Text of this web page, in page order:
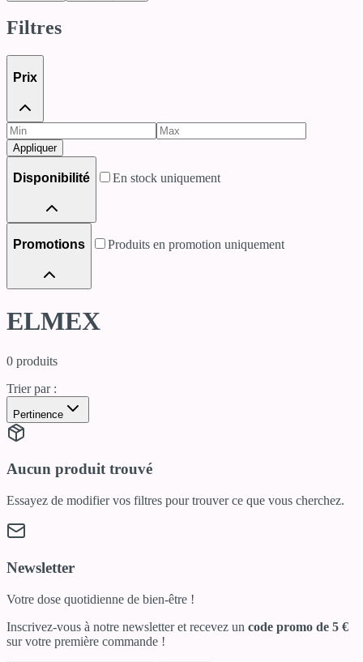
Filtres
Prix
Appliquer
Disponibilité En stock uniquement
Promotions Produits en promotion uniquement
ELMEX
0 produits
Trier par :
Pertinence
Aucun produit trouvé
Essayez de modifier vos filtres pour trouver ce que vous cherchez.
Newsletter
Votre dose quotidienne de bien-être !
Inscrivez-vous à notre newsletter et recevez un code promo de 5 €
sur votre première commande !